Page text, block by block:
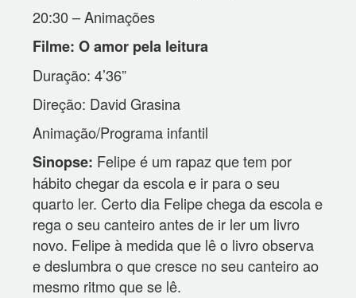
20:30 – Animações
Filme: O amor pela leitura
Duração: 4’36”
Direção: David Grasina
Animação/Programa infantil
Sinopse: Felipe é um rapaz que tem por
hábito chegar da escola e ir para o seu
quarto ler. Certo dia Felipe chega da escola e
rega o seu canteiro antes de ir ler um livro
novo. Felipe à medida que lê o livro observa
e deslumbra o que cresce no seu canteiro ao
mesmo ritmo que se lê.